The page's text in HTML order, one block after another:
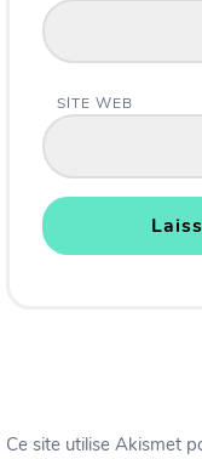
SITE WEB
Ce site utilise Akismet